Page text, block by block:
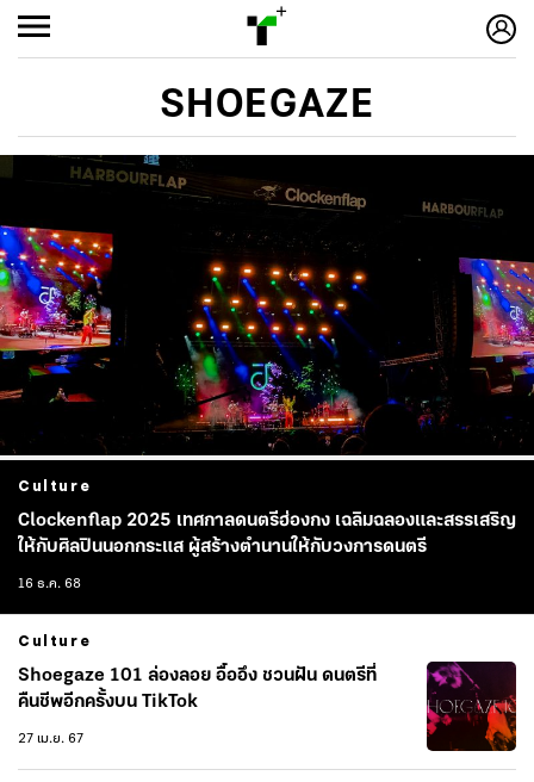
SHOEGAZE
Culture
Clockenflap 2025 เทศกาลดนตรีฮ่องกง เฉลิมฉลองและสรรเสริญ
ให้กับศิลปินนอกกระแส ผู้สร้างตำนานให้กับวงการดนตรี
16 ธ.ค. 68
Culture
Shoegaze 101 ล่องลอย อื้ออึง ชวนฝัน ดนตรีที่
คืนชีพอีกครั้งบน TikTok
27 เม.ย. 67